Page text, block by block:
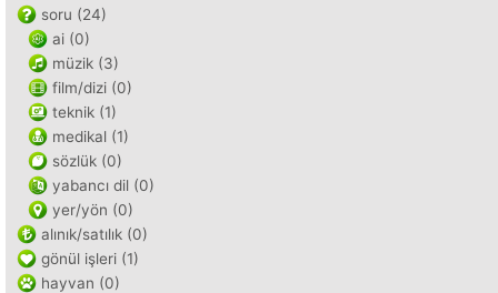
soru (24)
ai (0)
müzik (3)
film/dizi (0)
teknik (1)
medikal (1)
sözlük (0)
yabancı dil (0)
yer/yön (0)
alınık/satılık (0)
gönül işleri (1)
hayvan (0)